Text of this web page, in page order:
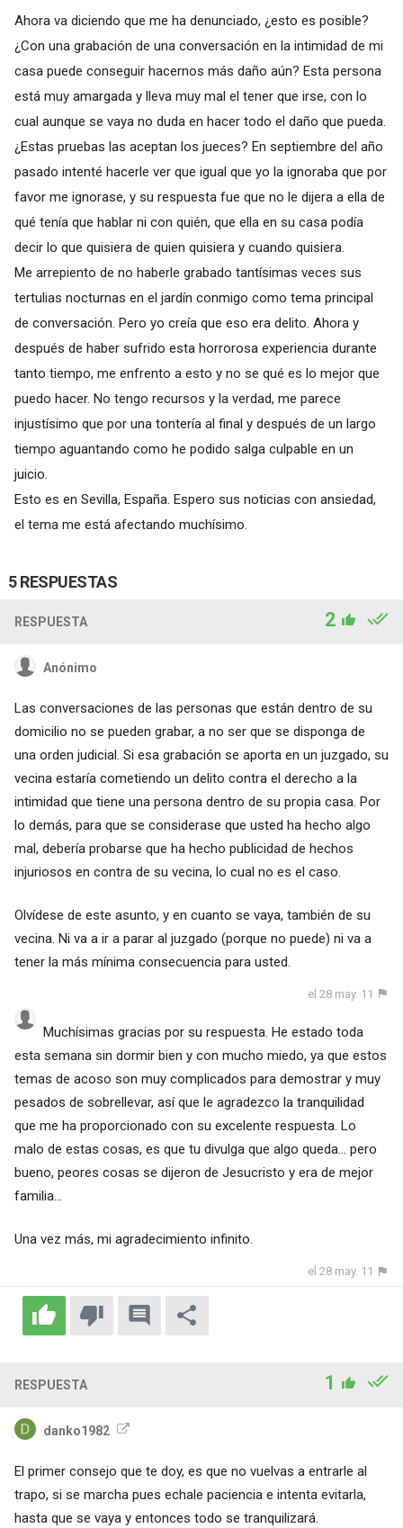
Ahora va diciendo que me ha denunciado, ¿esto es posible?
¿Con una grabación de una conversación en la intimidad de mi
casa puede conseguir hacernos más daño aún? Esta persona
está muy amargada y lleva muy mal el tener que irse, con lo
cual aunque se vaya no duda en hacer todo el daño que pueda.
¿Estas pruebas las aceptan los jueces? En septiembre del año
pasado intenté hacerle ver que igual que yo la ignoraba que por
favor me ignorase, y su respuesta fue que no le dijera a ella de
qué tenía que hablar ni con quién, que ella en su casa podía
decir lo que quisiera de quien quisiera y cuando quisiera.
Me arrepiento de no haberle grabado tantísimas veces sus
tertulias nocturnas en el jardín conmigo como tema principal
de conversación. Pero yo creía que eso era delito. Ahora y
después de haber sufrido esta horrorosa experiencia durante
tanto tiempo, me enfrento a esto y no se qué es lo mejor que
puedo hacer. No tengo recursos y la verdad, me parece
injustísimo que por una tontería al final y después de un largo
tiempo aguantando como he podido salga culpable en un
juicio.
Esto es en Sevilla, España. Espero sus noticias con ansiedad,
el tema me está afectando muchísimo.
5 RESPUESTAS
RESPUESTA 2
Anónimo
Las conversaciones de las personas que están dentro de su
domicilio no se pueden grabar, a no ser que se disponga de
una orden judicial. Si esa grabación se aporta en un juzgado, su
vecina estaría cometiendo un delito contra el derecho a la
intimidad que tiene una persona dentro de su propia casa. Por
lo demás, para que se considerase que usted ha hecho algo
mal, debería probarse que ha hecho publicidad de hechos
injuriosos en contra de su vecina, lo cual no es el caso.
Olvídese de este asunto, y en cuanto se vaya, también de su
vecina. Ni va a ir a parar al juzgado (porque no puede) ni va a
tener la más mínima consecuencia para usted.
el 28 may. 11
Muchísimas gracias por su respuesta. He estado toda
esta semana sin dormir bien y con mucho miedo, ya que estos
temas de acoso son muy complicados para demostrar y muy
pesados de sobrellevar, así que le agradezco la tranquilidad
que me ha proporcionado con su excelente respuesta. Lo
malo de estas cosas, es que tu divulga que algo queda... pero
bueno, peores cosas se dijeron de Jesucristo y era de mejor
familia...
Una vez más, mi agradecimiento infinito.
el 28 may. 11
RESPUESTA 1
danko1982
El primer consejo que te doy, es que no vuelvas a entrarle al
trapo, si se marcha pues echale paciencia e intenta evitarla,
hasta que se vaya y entonces todo se tranquilizará.